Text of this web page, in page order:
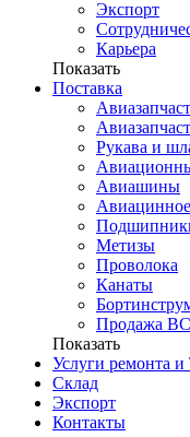
Экспорт
Карьера
Показать
Поставка
Рукава и
Авиашины
Метизы
Проволока
Канаты
Продажа ВС
Показать
Услуги ремонта
Склад
Экспорт
Контакты